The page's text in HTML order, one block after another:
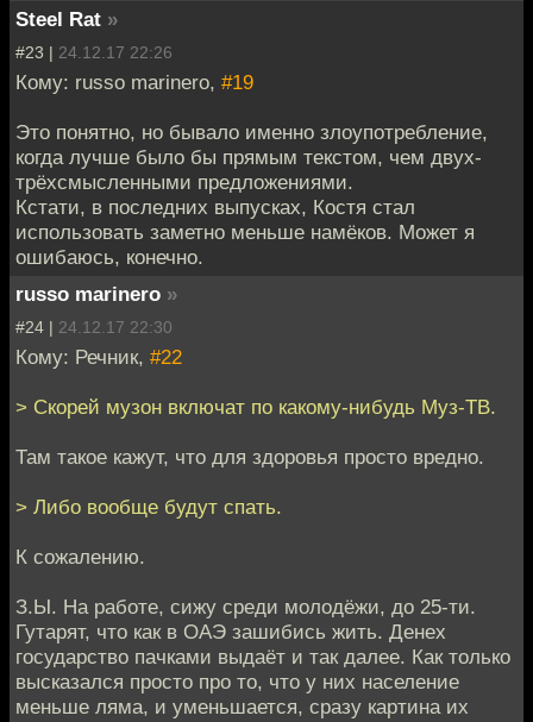
Steel Rat »
#23 | 24.12.17 22:26
Кому: russo marinero, #19
Это понятно, но бывало именно злоупотребление,
когда лучше было бы прямым текстом, чем двух-
трёхсмысленными предложениями.
Кстати, в последних выпусках, Костя стал
использовать заметно меньше намёков. Может я
ошибаюсь, конечно.
russo marinero »
#24 | 24.12.17 22:30
Кому: Речник, #22
> Скорей музон включат по какому-нибудь Муз-ТВ.
Там такое кажут, что для здоровья просто вредно.
> Либо вообще будут спать.
К сожалению.
З.Ы. На работе, сижу среди молодёжи, до 25-ти.
Гутарят, что как в ОАЭ зашибись жить. Денех
государство пачками выдаёт и так далее. Как только
высказался просто про то, что у них население
меньше ляма, и уменьшается, сразу картина их